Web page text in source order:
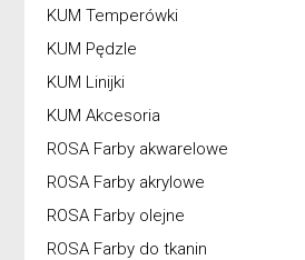
KUM Temperówki
KUM Pędzle
KUM Linijki
KUM Akcesoria
ROSA Farby akwarelowe
ROSA Farby akrylowe
ROSA Farby olejne
ROSA Farby do tkanin